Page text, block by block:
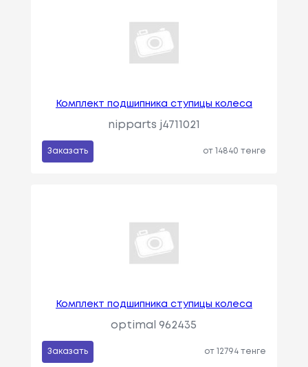
Комплект подшипника ступицы колеса
nipparts j4711021
Заказать от 14840 тенге
Комплект подшипника ступицы колеса
optimal 962435
Заказать от 12794 тенге